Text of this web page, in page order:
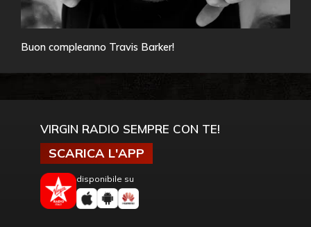
Buon compleanno Travis Barker!
VIRGIN RADIO SEMPRE CON TE!
SCARICA L'APP
disponibile su